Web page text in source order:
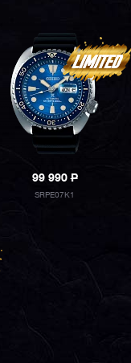
99 990P
SRPE07K1